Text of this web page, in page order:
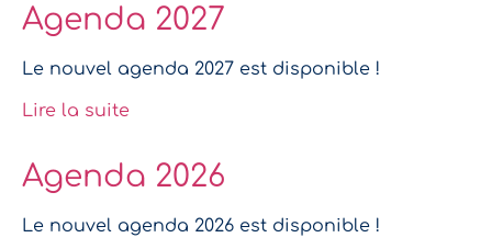
Agenda 2027
Le nouvel agenda 2027 est disponible !
Lire la suite
Agenda 2026
Le nouvel agenda 2026 est disponible !